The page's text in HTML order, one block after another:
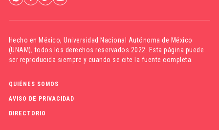
Hecho en México,Universidad Nacional Autónoma de México
(UNAM), todos los derechos reservados 2022. Esta página puede
ser reproducida siempre y cuando se cite la fuente completa.
QUIÉNES SOMOS
AVISO DE PRIVACIDAD
DIRECTORIO